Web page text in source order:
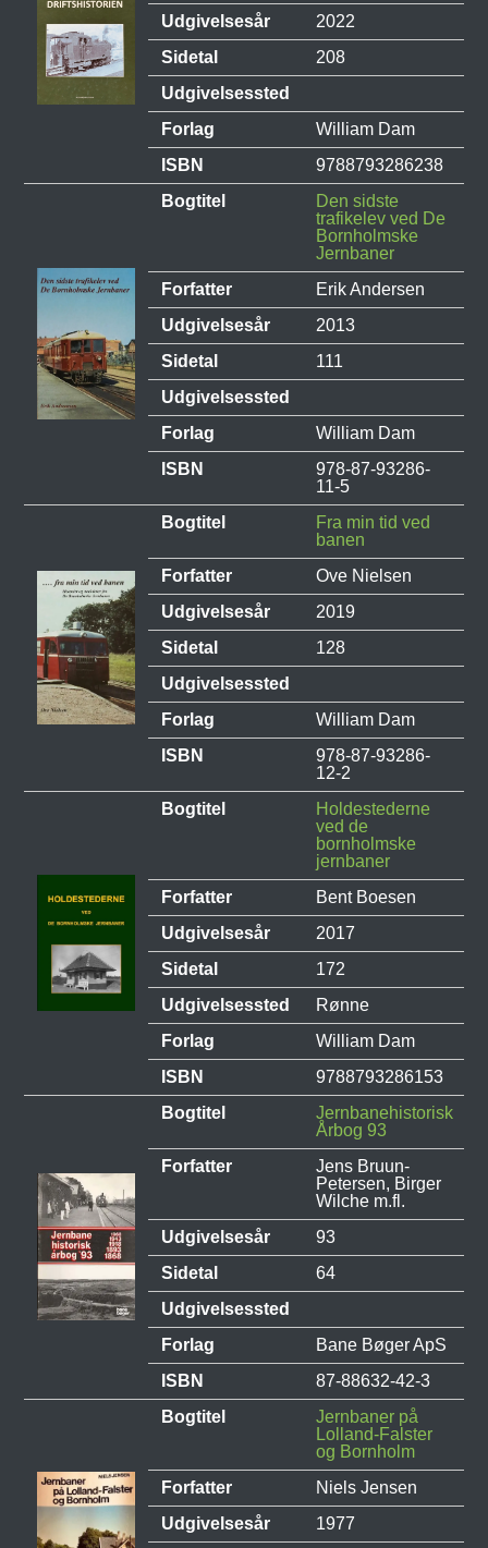
Udgivelsesår
2022
Sidetal
208
Udgivelsessted
Forlag
William Dam
ISBN
9788793286238
Bogtitel
Den sidste
trafikelev ved De
Bornholmske
Jernbaner
Forfatter
Erik Andersen
Udgivelsesår
2013
Sidetal
111
Udgivelsessted
Forlag
William Dam
ISBN
978-87-93286-
11-5
Bogtitel
Fra min tid ved
banen
Forfatter
Ove Nielsen
Udgivelsesår
2019
Sidetal
128
Udgivelsessted
Forlag
William Dam
ISBN
978-87-93286-
12-2
Bogtitel
Holdestederne
ved de
bornholmske
jernbaner
Forfatter
Bent Boesen
Udgivelsesår
2017
Sidetal
172
Udgivelsessted
Rønne
Forlag
William Dam
ISBN
9788793286153
Bogtitel
Jernbanehistorisk
Årbog 93
Forfatter
Jens Bruun-
Petersen, Birger
Wilche m.fl.
Udgivelsesår
93
Sidetal
64
Udgivelsessted
Forlag
Bane Bøger ApS
ISBN
87-88632-42-3
Bogtitel
Jernbaner på
Lolland-Falster
og Bornholm
Forfatter
Niels Jensen
Udgivelsesår
1977